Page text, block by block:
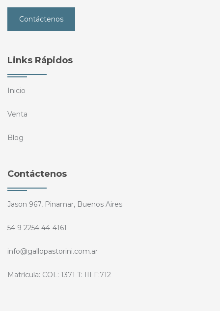
Contáctenos
Links Rápidos
Inicio
Venta
Blog
Contáctenos
Jason 967, Pinamar, Buenos Aires
54 9 2254 44-4161
info@gallopastorini.com.ar
Matrícula: COL: 1371 T: III F:712